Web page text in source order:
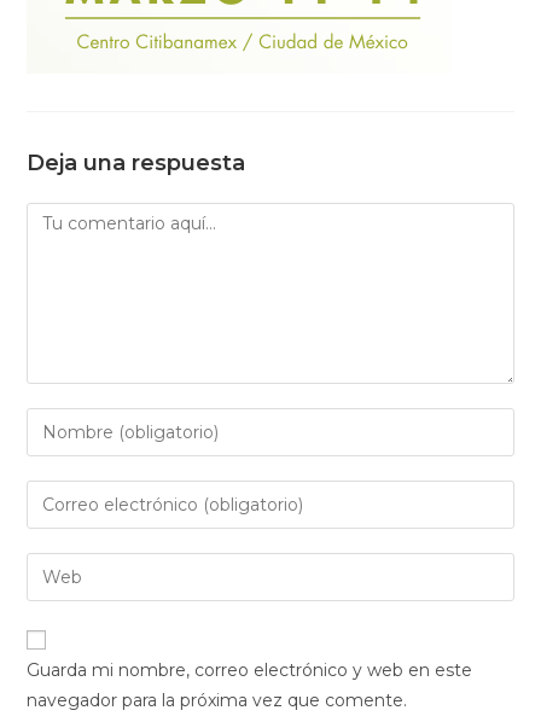
Deja una respuesta
Comentario
Introduce
tu
nombre
de
usuario
para
comentar
Introduce
tu
dirección
de
electrónico
para
comentar
Introduce
la
URL
de
Guarda mi nombre, correo electrónico y web en este
navegador para la próxima vez que comente.